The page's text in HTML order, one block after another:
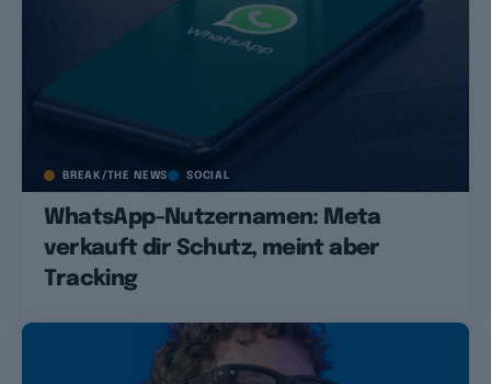
BREAK/THE NEWS SOCIAL
WhatsApp-Nutzernamen: Meta
verkauft dir Schutz, meint aber
Tracking